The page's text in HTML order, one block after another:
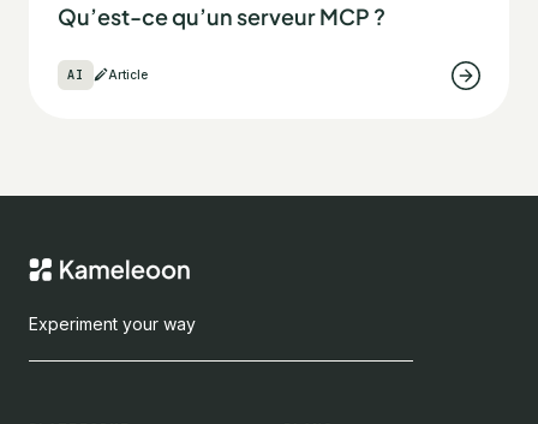
Qu’est-ce qu’un serveur MCP ?
AI Article
Experiment your way